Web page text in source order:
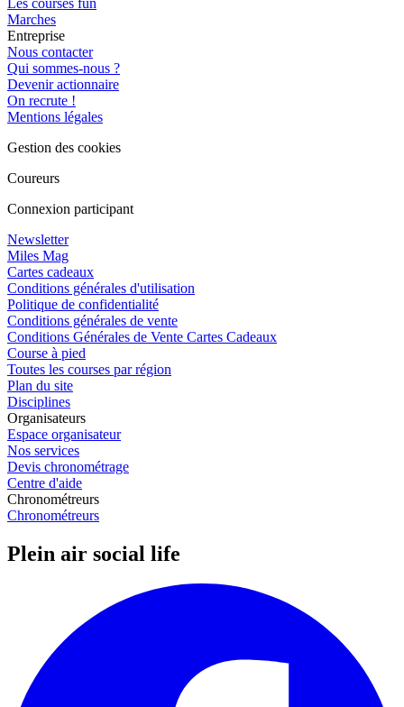
Marches
Entreprise
Nous contacter
Qui sommes-nous ?
Devenir actionnaire
On recrute !
Mentions légales
Gestion des cookies
Coureurs
Connexion participant
Newsletter
Miles Mag
Cartes cadeaux
Conditions générales d'utilisation
Politique de confidentialité
Conditions générales de vente
Conditions Générales de Vente Cartes Cadeaux
Course à pied
Toutes les courses par région
Plan du site
Disciplines
Organisateurs
Espace organisateur
Nos services
Devis chronométrage
Centre d'aide
Chronométreurs
Chronométreurs
Plein air social life